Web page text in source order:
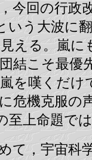
今回の行政
いう大波に
える。嵐に
結こそ最優
を嘆くだけ
危機克服の
至上命題で
，宇宙科